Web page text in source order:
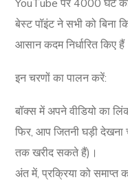
YouTube पर 4000 घंटे
बेस्ट पॉइंट ने सभी को
आसान कदम निर्धारित किए
इन चरणों का पालन करें:
बॉक्स में अपने वीडियो का
फिर, आप जितनी घड़ी
तक खरीद सकते हैं)।
अंत में, प्रक्रिया को समाप्त